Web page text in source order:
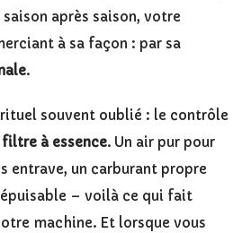
saison après saison, votre
à sa façon : par sa
.
souvent oublié : le contrôle
filtre à essence. Un air pur pour
entrave, un carburant propre
– voilà ce qui fait
machine. Et lorsque vous